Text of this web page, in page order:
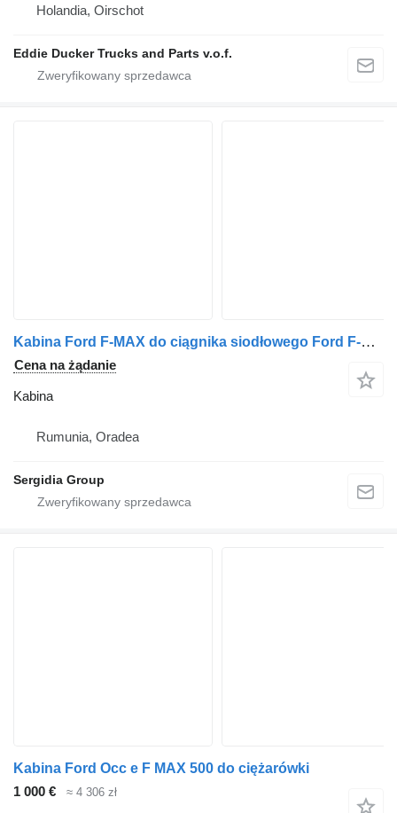
Holandia, Oirschot
Eddie Ducker Trucks and Parts v.o.f.
Kabina Ford F-MAX do ciągnika siodłowego Ford F-MAX
Cena na żądanie
Kabina
Rumunia, Oradea
Sergidia Group
Kabina Ford Occ e F MAX 500 do ciężarówki
1 000 €
≈ 4 306 zł